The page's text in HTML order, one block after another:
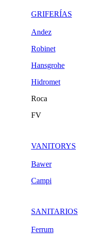
GRIFERÍAS
Andez
Robinet
Hansgrohe
Hidromet
Roca
FV
VANITORYS
Bawer
Campi
SANITARIOS
Ferrum